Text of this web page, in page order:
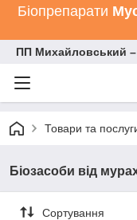
Біопрепарати
ПП Михайловський –
Товари та
Біозасоби від
Сортування